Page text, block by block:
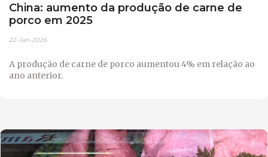
China: aumento da produção de carne de
porco em 2025
22-Jan-2026
A produção de carne de porco aumentou 4% em relação ao
ano anterior.